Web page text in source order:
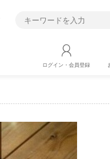
ログイン・会員登録